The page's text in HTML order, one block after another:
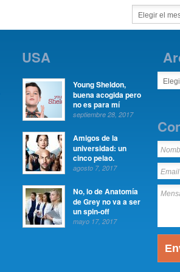
USA
Young Sheldon,
buena acogida pero
no es para mí
septiembre 28, 2017
Amigos de la
universidad: un
cinco pelao.
agosto 7, 2017
No, lo de Anatomía
de Grey no va a ser
un spin-off
mayo 17, 2017